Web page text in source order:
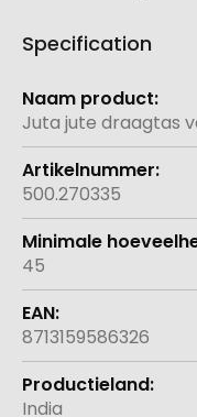
Specification
Meer
informatie
Juta jute draagtas
500.270335
45
8713159586326
India